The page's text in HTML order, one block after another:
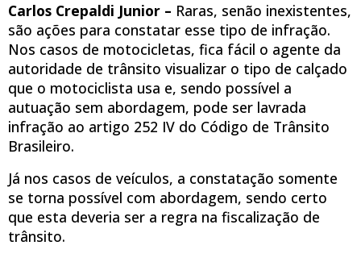
Carlos Crepaldi Junior – Raras, senão inexistentes,
são ações para constatar esse tipo de infração.
Nos casos de motocicletas, fica fácil o agente da
autoridade de trânsito visualizar o tipo de calçado
que o motociclista usa e, sendo possível a
autuação sem abordagem, pode ser lavrada
infração ao artigo 252 IV do Código de Trânsito
Brasileiro.
Já nos casos de veículos, a constatação somente
se torna possível com abordagem, sendo certo
que esta deveria ser a regra na fiscalização de
trânsito.